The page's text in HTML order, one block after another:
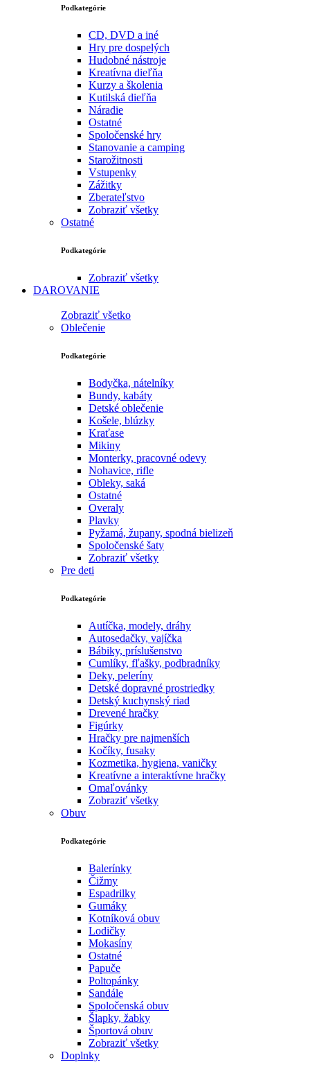
Podkategórie
CD, DVD a iné
Hry pre dospelých
Hudobné nástroje
Kreatívna dieľňa
Kurzy a školenia
Kutilská dieľňa
Náradie
Ostatné
Spoločenské hry
Stanovanie a camping
Starožitnosti
Vstupenky
Zážitky
Zberateľstvo
Zobraziť všetky
Ostatné
Podkategórie
Zobraziť všetky
DAROVANIE
Zobraziť všetko
Oblečenie
Podkategórie
Bodyčka, nátelníky
Bundy, kabáty
Detské oblečenie
Košele, blúzky
Kraťase
Mikiny
Monterky, pracovné odevy
Nohavice, rifle
Obleky, saká
Ostatné
Overaly
Plavky
Pyžamá, župany, spodná bielizeň
Spoločenské šaty
Zobraziť všetky
Pre deti
Podkategórie
Autíčka, modely, dráhy
Autosedačky, vajíčka
Bábiky, príslušenstvo
Cumlíky, fľašky, podbradníky
Deky, peleríny
Detské dopravné prostriedky
Detský kuchynský riad
Drevené hračky
Figúrky
Hračky pre najmenších
Kočíky, fusaky
Kozmetika, hygiena, vaničky
Kreatívne a interaktívne hračky
Omaľovánky
Zobraziť všetky
Obuv
Podkategórie
Balerínky
Čižmy
Espadrilky
Gumáky
Kotníková obuv
Lodičky
Mokasíny
Ostatné
Papuče
Poltopánky
Sandále
Spoločenská obuv
Šlapky, žabky
Športová obuv
Zobraziť všetky
Doplnky